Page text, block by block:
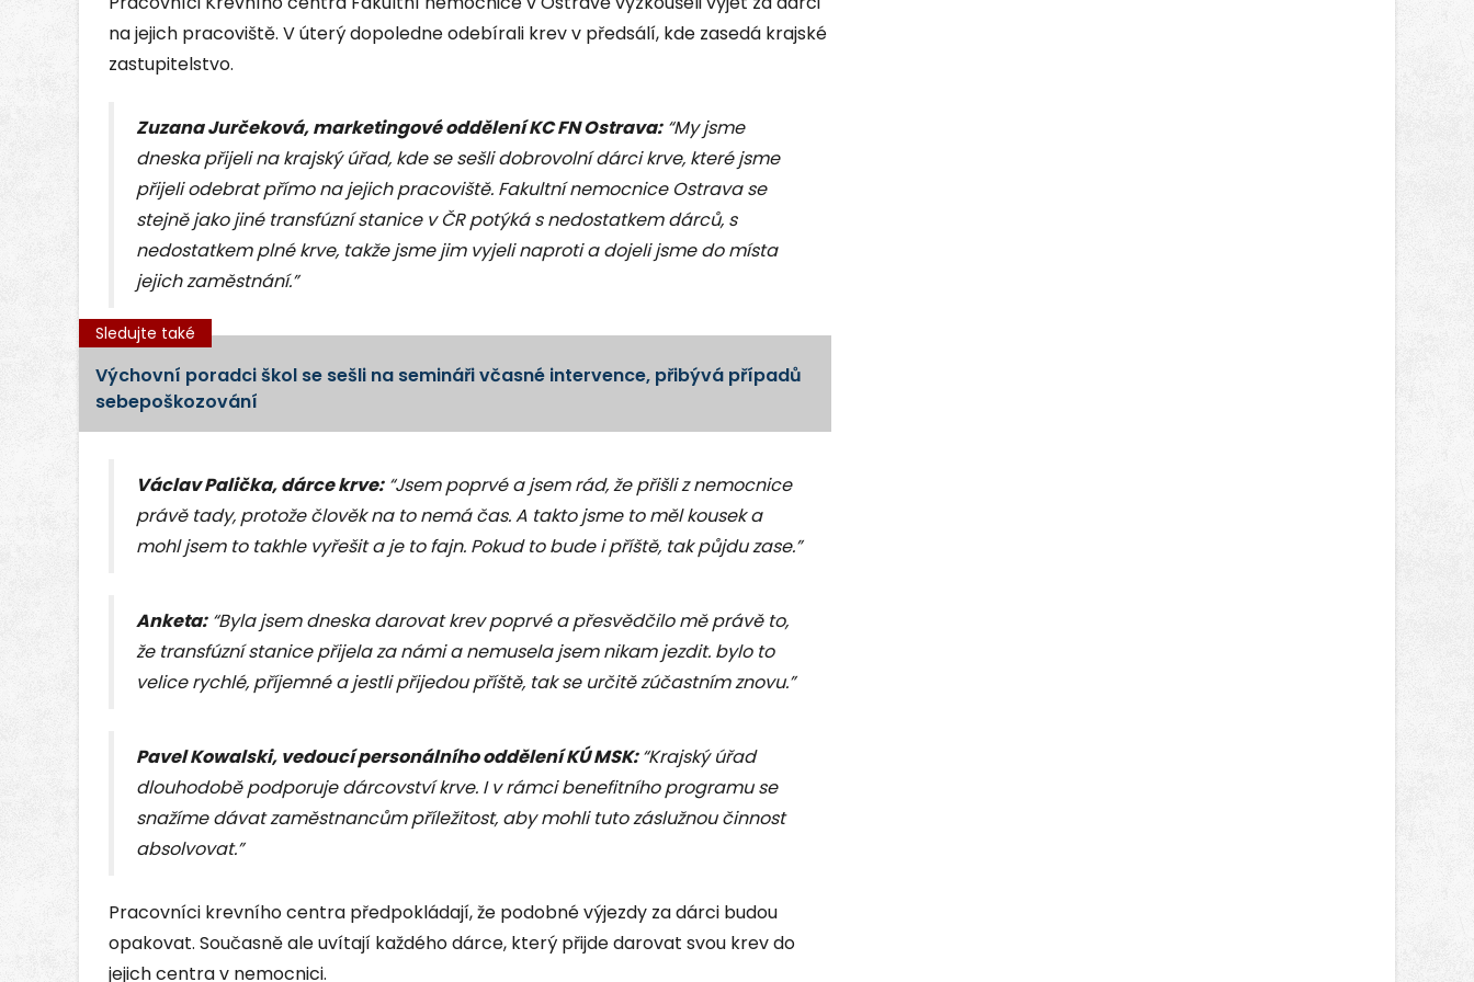
na jejich pracoviště. V úterý dopoledne odebírali krev v předsálí, kde zasedá krajské
zastupitelstvo.
Zuzana Jurčeková, marketingové oddělení KC FN Ostrava:“My jsme
dneska přijeli na krajský úřad, kde se sešli dobrovolní dárci krve, které jsme
přijeli odebrat přímo na jejich pracoviště. Fakultní nemocnice Ostrava se
stejně jako jiné transfúzní stanice v ČR potýká s nedostatkem dárců, s
nedostatkem plné krve, takže jsme jim vyjeli naproti a dojeli jsme do místa
jejich zaměstnání.”
Sledujte také
Výchovní poradci škol se sešli na semináři včasné intervence, přibývá případů
sebepoškozování
Václav Palička, dárce krve:“Jsem poprvé a jsem rád, že přišli z nemocnice
právě tady, protože člověk na to nemá čas. A takto jsme to měl kousek a
mohl jsem to takhle vyřešit a je to fajn. Pokud to bude i příště, tak půjdu zase.”
Anketa:“Byla jsem dneska darovat krev poprvé a přesvědčilo mě právě to,
že transfúzní stanice přijela za námi a nemusela jsem nikam jezdit. bylo to
velice rychlé, příjemné a jestli přijedou příště, tak se určitě zúčastním znovu.”
Pavel Kowalski, vedoucí personálního oddělení KÚ MSK:“Krajský úřad
dlouhodobě podporuje dárcovství krve. I v rámci benefitního programu se
snažíme dávat zaměstnancům příležitost, aby mohli tuto záslužnou činnost
absolvovat.”
Pracovníci krevního centra předpokládají, že podobné výjezdy za dárci budou
opakovat. Současně ale uvítají každého dárce, který přijde darovat svou krev do
jejich centra v nemocnici.